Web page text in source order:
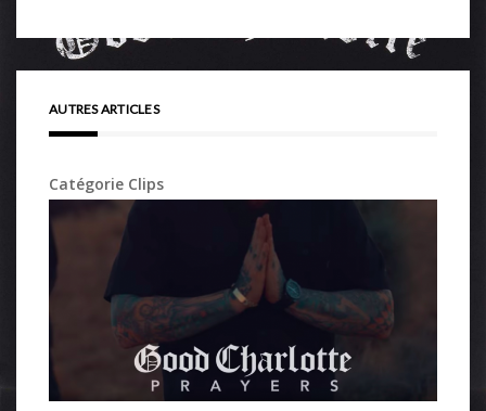
AUTRES ARTICLES
Catégorie Clips